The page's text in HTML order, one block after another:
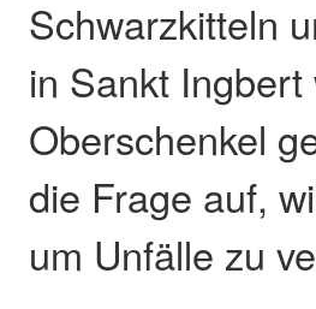
Schwarzkitteln
in Sankt
Oberschenkel
die Frage auf,
um Unfälle zu